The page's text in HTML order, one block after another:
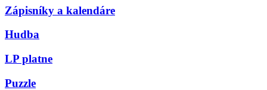
Zápisníky a kalendáre
Hudba
LP platne
Puzzle